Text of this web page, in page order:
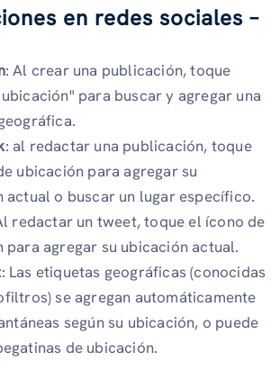
en redes sociales –
: Al crear una publicación, toque
para buscar y agregar una
: al redactar una publicación, toque
ubicación para agregar su
actual o buscar un lugar específico.
redactar un tweet, toque el ícono de
para agregar su ubicación actual.
: Las etiquetas geográficas (conocidas
se agregan automáticamente
según su ubicación, o puede
de ubicación.